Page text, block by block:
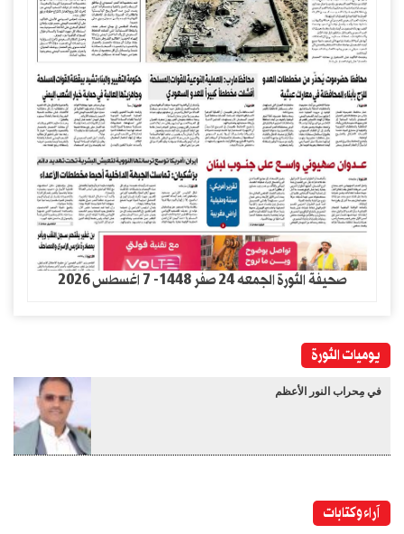
صحيفة الثورة الجمعه 24 صفر 1448- 7 اغسطس 2026
يوميات الثورة
في مِحراب النور الأعظم
آراء وكتابات